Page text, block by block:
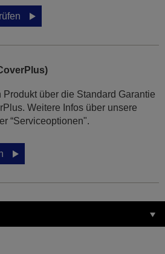
über die Standard Garantie
Weitere Infos über unsere
“Serviceoptionen".